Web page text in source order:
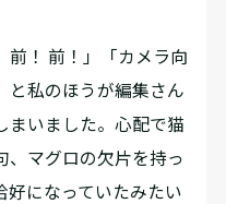
！ 前！」「カメラ向
と私のほうが編集さん
まいました。心配で猫
、マグロの欠片を持っ
好になっていたみたい